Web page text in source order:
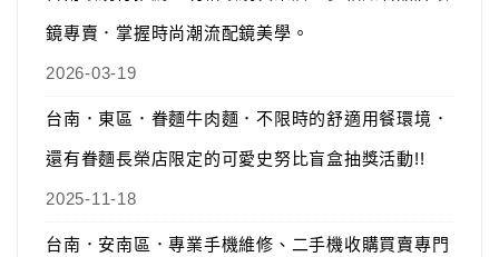
鏡專賣．掌握時尚潮流配鏡美學。
2026-03-19
台南．東區．眷麵牛肉麵．不限時的舒適用餐環境．
還有眷麵長榮店限定的可愛史努比盲盒抽獎活動!!
2025-11-18
台南．安南區．專業手機維修、二手機收購買賣專門